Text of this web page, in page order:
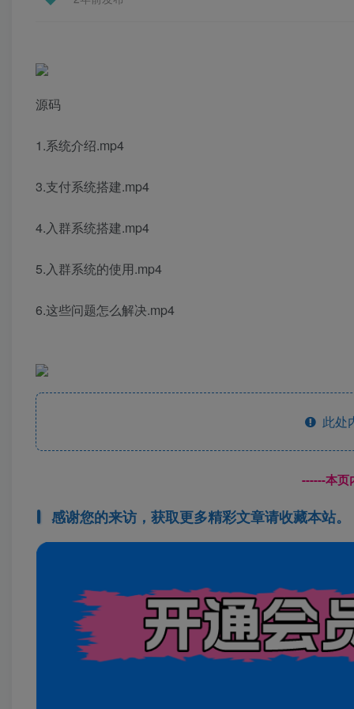
源码
1.系统介绍.mp4
3.支付系统搭建.mp4
4.入群系统搭建.mp4
5.入群系统的使用.mp4
6.这些问题怎么解决.mp4
此处
------本页
感谢您的来访，获取更多精彩文章请收藏本站。